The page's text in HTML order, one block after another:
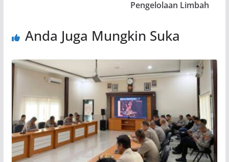
Pengelolaan Limbah
Anda Juga Mungkin Suka